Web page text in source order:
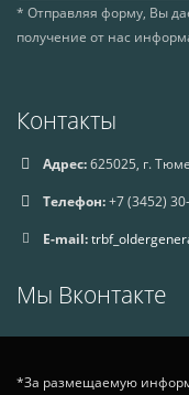
* Отправляя форму, Вы
получение от нас
Контакты
Адрес:625025, г.
Телефон:+7 (3452)
E-mail:
Мы Вконтакте
*За размещаемую